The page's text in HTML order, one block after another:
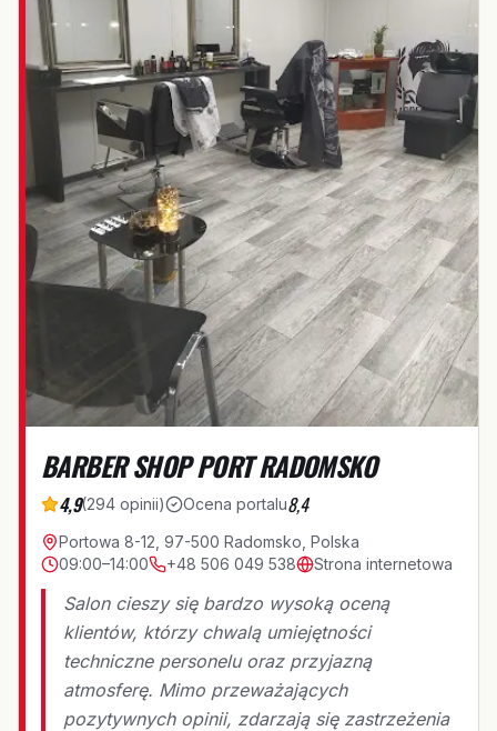
BARBER SHOP PORT RADOMSKO
4,9(294 opinii) Ocena portalu8,4
Portowa 8-12, 97-500 Radomsko, Polska
09:00–14:00
+48 506 049 538 Strona internetowa
Salon cieszy się bardzo wysoką oceną
klientów, którzy chwalą umiejętności
techniczne personelu oraz przyjazną
atmosferę. Mimo przeważających
pozytywnych opinii, zdarzają się zastrzeżenia